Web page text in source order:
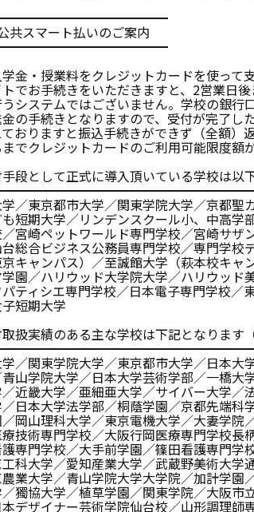
スマート払いのご案内
金・授業料をクレジットカードを使って
でお手続きをいただきますと、2営業日
システムではございません。学校の銀行
金の手続きとなりますので、受付が完了
おりますと振込手続きができず（全額）
でクレジットカードのご利用可能限度額
段として正式に導入頂いている学校は以
／東京都市大学／関東学院大学／京都
短期大学／リンデンスクール小、中高
宮崎ペットワールド専門学校／宮崎サ
総合ビジネス公務員専門学校／専門学
キャンパス）／至誠館大学（萩本校キャ
園／ハリウッド大学院大学／ハリウッ
ティシエ専門学校／日本電子専門学校
短期大学
扱実績のある主な学校は下記となります
／関東学院大学／東京都市大学／日本
山学院大学／日本大学芸術学部／一橋
近畿大学／亜細亜大学／サイバー大学
日本大学法学部／桐蔭学園／京都先端
岡山理科大学／東京電機大学／大妻学
技術専門学校／大阪行岡医療専門学校
専門学校／大手前学園／篠田看護専門
科大学／愛知産業大学／武蔵野美術大
業大学／青山学院大学大学院／加計学
獨協大学／植草学園／関東学院／大阪
デザイナー芸術学院仙台校／山形調理